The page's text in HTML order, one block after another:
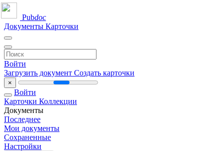
Pubdoc
Документы Карточки
Войти
Загрузить документ Создать карточки
×
Войти
Карточки Коллекции
Документы
Последнее
Мои документы
Сохраненные
Настройки